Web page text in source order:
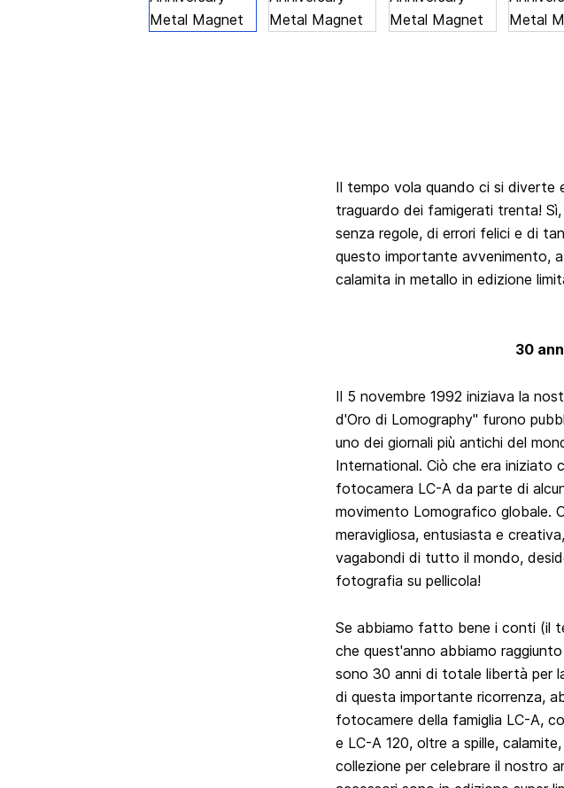
Il tempo vola quando ci si diverte
traguardo dei famigerati trenta!
senza regole, di errori felici e di
questo importante avvenimento,
calamita in metallo in edizione
30
Il 5 novembre 1992 iniziava la
d'Oro di Lomography" furono
uno dei giornali più antichi del
International. Ciò che era iniziato
fotocamera LC-A da parte di
movimento Lomografico globale.
meravigliosa, entusiasta e
vagabondi di tutto il mondo,
fotografia su pellicola!
Se abbiamo fatto bene i conti (il
che quest'anno abbiamo
sono 30 anni di totale libertà per
di questa importante ricorrenza,
fotocamere della famiglia LC-A,
e LC-A 120, oltre a spille,
collezione per celebrare il nostro